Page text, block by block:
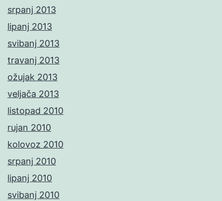
srpanj 2013
lipanj 2013
svibanj 2013
travanj 2013
ožujak 2013
veljača 2013
listopad 2010
rujan 2010
kolovoz 2010
srpanj 2010
lipanj 2010
svibanj 2010